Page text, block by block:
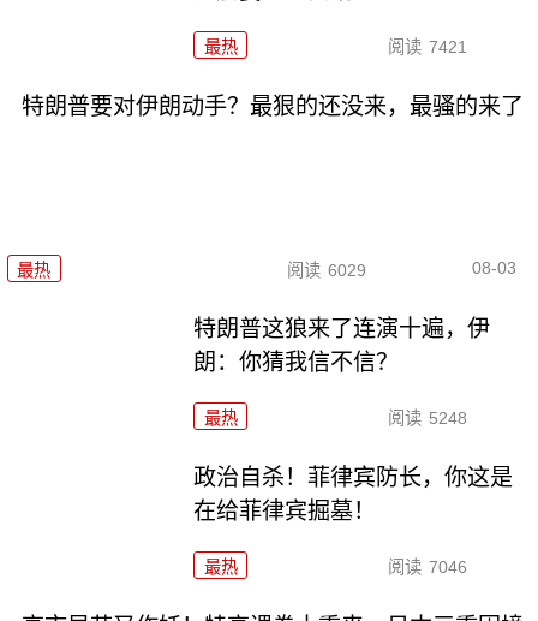
最热 阅读 7421
特朗普要对伊朗动手？最狠的还没来，最骚的来了
最热 阅读 6029 08-03
特朗普这狼来了连演十遍，伊
朗：你猜我信不信？
最热 阅读 5248
政治自杀！菲律宾防长，你这是
在给菲律宾掘墓！
最热 阅读 7046